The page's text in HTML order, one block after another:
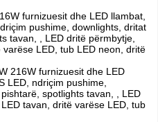
furnizuesit dhe LED llambat,
pushime, downlights, dritat
tavan, , LED dritë përmbytje,
LED, tub LED neon, dritë
216W furnizuesit dhe LED
LED, ndriçim pushime,
spotlights tavan, , LED
tavan, dritë varëse LED, tub